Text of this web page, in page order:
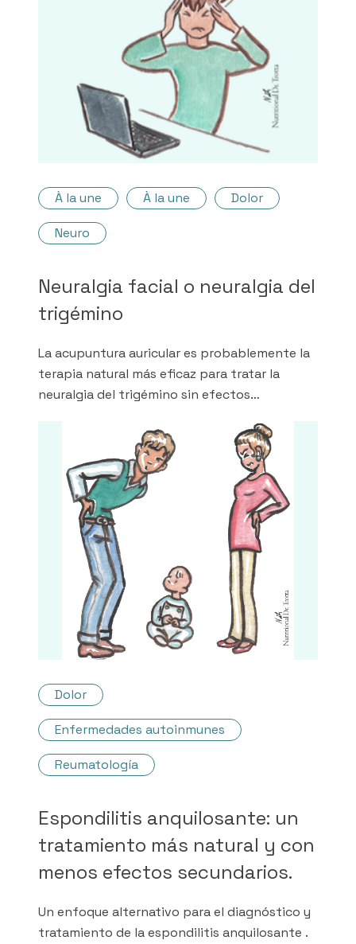
À la une À la une Dolor
Neuro
Neuralgia facial o neuralgia del
trigémino
La acupuntura auricular es probablemente la
terapia natural más eficaz para tratar la
neuralgia del trigémino sin efectos
el alivio sin fármacos de la neuralgia facial es:
acupuntura auricular, ondas escalares y
endobioterapia.
Dolor
Enfermedades autoinmunes
Reumatología
Espondilitis anquilosante: un
tratamiento más natural y con
menos efectos secundarios.
Un enfoque alternativo para el diagnóstico y
tratamiento de la espondilitis anquilosante .